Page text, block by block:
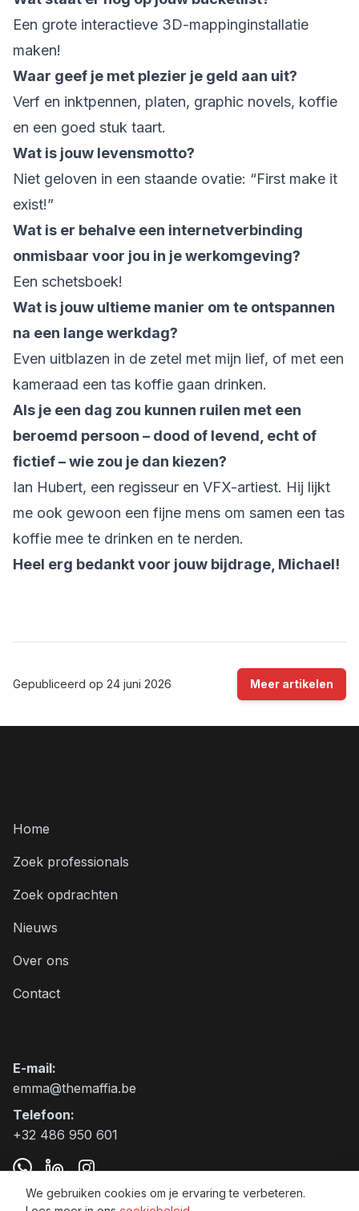
We gebruiken cookies om je ervaring te verbeteren.
Een grote interactieve 3D-mappinginstallatie
maken!
Waar geef je met plezier je geld aan uit?
Verf en inktpennen, platen, graphic novels, koffie
en een goed stuk taart.
Wat is jouw levensmotto?
Niet geloven in een staande ovatie: “First make it
exist!”
Wat is er behalve een internetverbinding
onmisbaar voor jou in je werkomgeving?
Een schetsboek!
Wat is jouw ultieme manier om te ontspannen
na een lange werkdag?
Even uitblazen in de zetel met mijn lief, of met een
kameraad een tas koffie gaan drinken.
Als je een dag zou kunnen ruilen met een
beroemd persoon – dood of levend, echt of
fictief – wie zou je dan kiezen?
Ian Hubert, een regisseur en VFX-artiest. Hij lijkt
me ook gewoon een fijne mens om samen een tas
koffie mee te drinken en te nerden.
Heel erg bedankt voor jouw bijdrage, Michael!
Gepubliceerd op 24 juni 2026 Meer artikelen
Home
Zoek professionals
Zoek opdrachten
Nieuws
Over ons
Contact
E-mail:
emma@themaffia.be
Telefoon:
+32 486 950 601